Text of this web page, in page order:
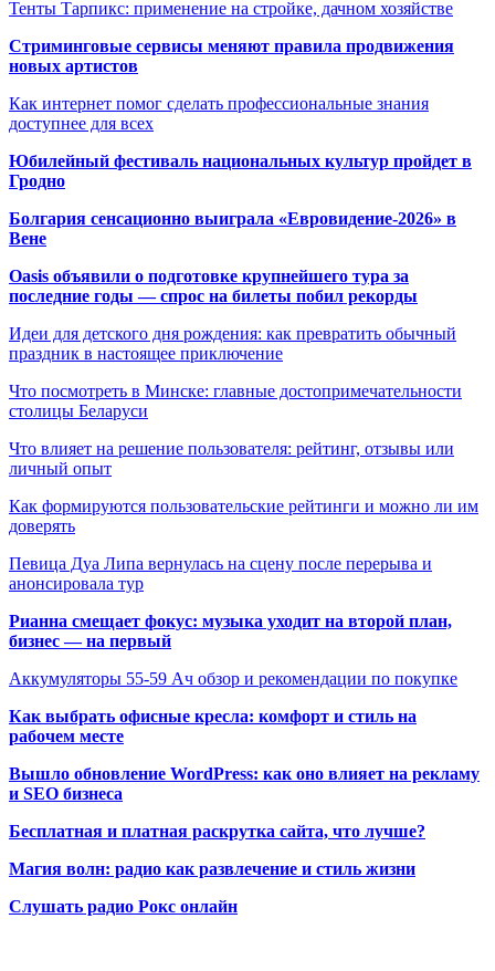
Тенты Тарпикс: применение на стройке, дачном хозяйстве
Стриминговые сервисы меняют правила продвижения
новых артистов
Как интернет помог сделать профессиональные знания
доступнее для всех
Юбилейный фестиваль национальных культур пройдет в
Гродно
Болгария сенсационно выиграла «Евровидение-2026» в
Вене
Oasis объявили о подготовке крупнейшего тура за
последние годы — спрос на билеты побил рекорды
Идеи для детского дня рождения: как превратить обычный
праздник в настоящее приключение
Что посмотреть в Минске: главные достопримечательности
столицы Беларуси
Что влияет на решение пользователя: рейтинг, отзывы или
личный опыт
Как формируются пользовательские рейтинги и можно ли им
доверять
Певица Дуа Липа вернулась на сцену после перерыва и
анонсировала тур
Рианна смещает фокус: музыка уходит на второй план,
бизнес — на первый
Аккумуляторы 55-59 Ач обзор и рекомендации по покупке
Как выбрать офисные кресла: комфорт и стиль на
рабочем месте
Вышло обновление WordPress: как оно влияет на рекламу
и SEO бизнеса
Бесплатная и платная раскрутка сайта, что лучше?
Магия волн: радио как развлечение и стиль жизни
Слушать радио Рокс онлайн